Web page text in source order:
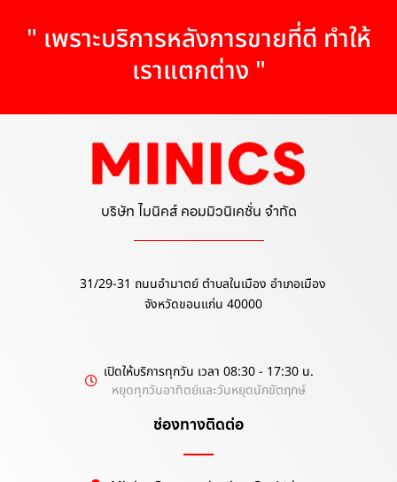
" เพราะบริการหลังการขายที่ดี ทำให้
เราแตกต่าง "
บริษัท ไมนิคส์ คอมมิวนิเคชั่น จำกัด
31/29-31 ถนนอำมาตย์ ตำบลในเมือง อำเภอเมือง
จังหวัดขอนแก่น 40000
เปิดให้บริการทุกวัน เวลา 08:30 - 17:30 น.
หยุดทุกวันอาทิตย์และวันหยุดนักขัตฤกษ์
ช่องทางติดต่อ